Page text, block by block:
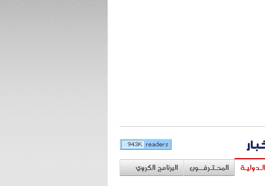
المحـتـرفــون البرنامج الكروي